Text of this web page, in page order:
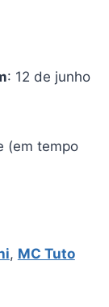
: 12 de junho
(em tempo
, MC Tuto